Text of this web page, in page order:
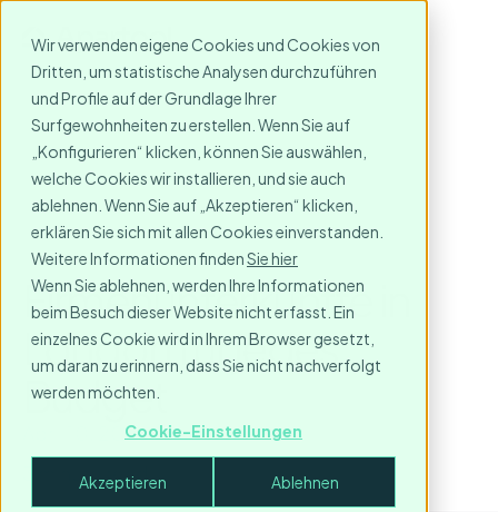
Wir verwenden eigene Cookies und Cookies von
Dritten, um statistische Analysen durchzuführen
und Profile auf der Grundlage Ihrer
Surfgewohnheiten zu erstellen. Wenn Sie auf
„Konfigurieren“ klicken, können Sie auswählen,
welche Cookies wir installieren, und sie auch
ablehnen. Wenn Sie auf „Akzeptieren“ klicken,
erklären Sie sich mit allen Cookies einverstanden.
Weitere Informationen findenSie hier
Wenn Sie ablehnen, werden Ihre Informationen
beim Besuch dieser Website nicht erfasst. Ein
einzelnes Cookie wird in Ihrem Browser gesetzt,
um daran zu erinnern, dass Sie nicht nachverfolgt
werden möchten.
Cookie-Einstellungen
Akzeptieren Ablehnen
Firmenunterkünfte in
London für jedes
Budget
April 10, 2026
minute read